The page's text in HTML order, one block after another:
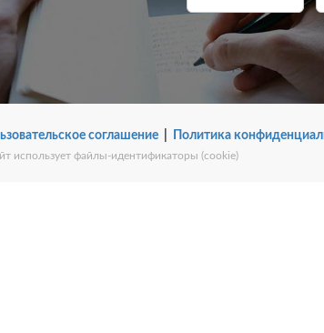
соглашение| Политика
использует файлы-идентификаторы (cookie)